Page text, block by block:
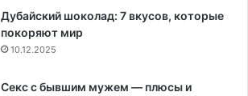
Дубайский шоколад: 7 вкусов, которые
покоряют мир
10.12.2025
Секс с бывшим мужем — плюсы и